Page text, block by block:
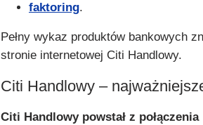
faktoring.
Pełny wykaz produktów bankowych
stronie internetowej Citi Handlowy.
Citi Handlowy –
Citi Handlowy powstał z